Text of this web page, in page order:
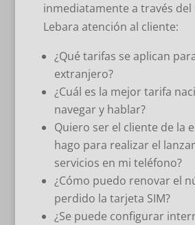
inmediatamente a través del
Lebara atención al cliente:
¿Qué tarifas se aplican
extranjero?
¿Cuál es la mejor tarifa
navegar y hablar?
Quiero ser el cliente de la
hago para realizar el
servicios en mi teléfono?
¿Cómo puedo renovar el
perdido la tarjeta SIM?
¿Se puede configurar